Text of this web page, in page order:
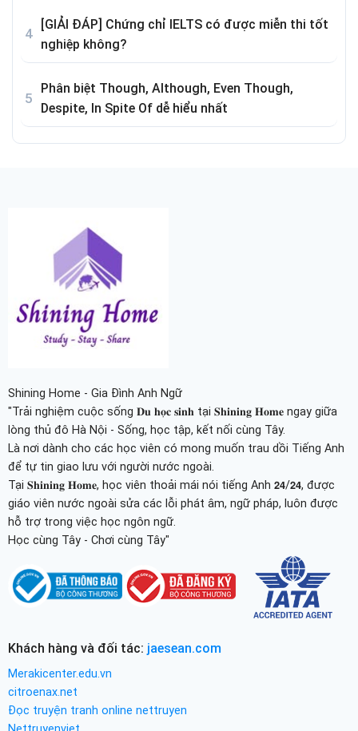
[GIẢI ĐÁP] Chứng chỉ IELTS có được miễn thi tốt
nghiệp không?
Phân biệt Though, Although, Even Though,
Despite, In Spite Of dễ hiểu nhất
Shining Home - Gia Đình Anh Ngữ
"Trải nghiệm cuộc sống 𝐃𝐮 𝐡𝐨̣𝐜 𝐬𝐢𝐧𝐡 tại 𝐒𝐡𝐢𝐧𝐢𝐧𝐠 𝐇𝐨𝐦𝐞 ngay giữa
lòng thủ đô Hà Nội - Sống, học tập, kết nối cùng Tây.
Là nơi dành cho các học viên có mong muốn trau dồi Tiếng Anh
để tự tin giao lưu với người nước ngoài.
Tại 𝐒𝐡𝐢𝐧𝐢𝐧𝐠 𝐇𝐨𝐦𝐞, học viên thoải mái nói tiếng Anh 𝟮𝟰/𝟮𝟰, được
giáo viên nước ngoài sửa các lỗi phát âm, ngữ pháp, luôn được
hỗ trợ trong việc học ngôn ngữ.
Học cùng Tây - Chơi cùng Tây"
Khách hàng và đối tác: jaesean.com
Merakicenter.edu.vn
citroenax.net
Đọc truyện tranh online nettruyen